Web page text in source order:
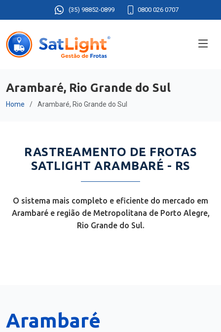
(35) 98852-0899 0800 026 0707
Arambaré, Rio Grande do Sul
Home Arambaré, Rio Grande do Sul
RASTREAMENTO DE FROTAS
SATLIGHT ARAMBARÉ - RS
O sistema mais completo e eficiente do mercado em
Arambaré e região de Metropolitana de Porto Alegre,
Rio Grande do Sul.
Arambaré